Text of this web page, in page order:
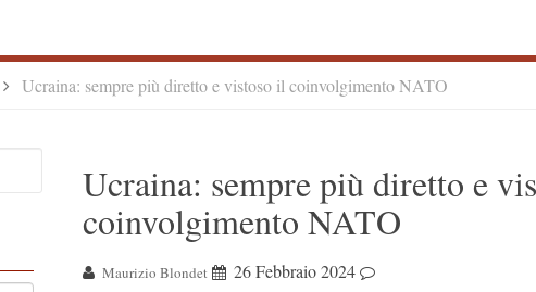
HomeUcraina: sempre più diretto e vistoso il coinvolgimento NATO
Ucraina: sempre più diretto e
coinvolgimento NATO
Maurizio Blondet 26 Febbraio 2024